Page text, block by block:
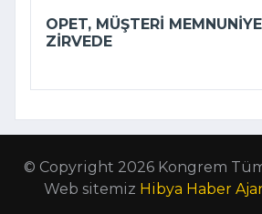
OPET, MÜŞTERI
ZIRVEDE
© Copyright 2026 Kongrem Tüm
Web sitemiz Hibya Haber